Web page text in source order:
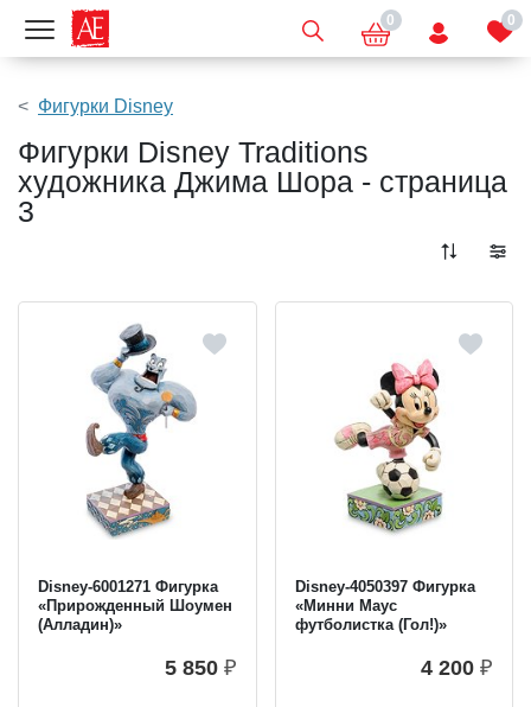
Показать меню 0 0
Фигурки Disney
Фигурки Disney Traditions
художника Джима Шора - страница
3
Disney-6001271 Фигурка
«Прирожденный Шоумен
(Алладин)»
5 850 ₽
Disney-4050397 Фигурка
«Минни Маус
футболистка (Гол!)»
4 200 ₽